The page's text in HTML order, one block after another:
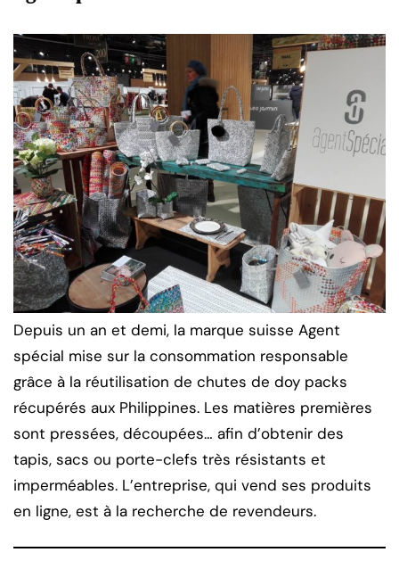
Depuis un an et demi, la marque suisse Agent
spécial mise sur la consommation responsable
grâce à la réutilisation de chutes de doy packs
récupérés aux Philippines. Les matières premières
sont pressées, découpées… afin d’obtenir des
tapis, sacs ou porte-clefs très résistants et
imperméables. L’entreprise, qui vend ses produits
en ligne, est à la recherche de revendeurs.